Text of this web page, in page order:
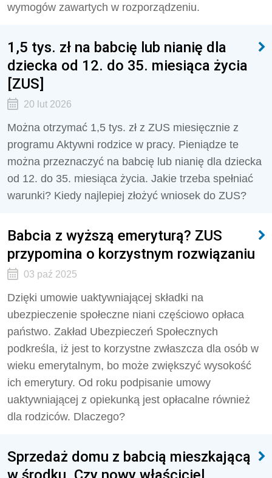
wymogów zawartych w rozporządzeniu.
1,5 tys. zł na babcię lub nianię dla
dziecka od 12. do 35. miesiąca życia
[ZUS]
20 lut 2026
Można otrzymać 1,5 tys. zł z ZUS miesięcznie z
programu Aktywni rodzice w pracy. Pieniądze te
można przeznaczyć na babcię lub nianię dla dziecka
od 12. do 35. miesiąca życia. Jakie trzeba spełniać
warunki? Kiedy najlepiej złożyć wniosek do ZUS?
Babcia z wyższą emeryturą? ZUS
przypomina o korzystnym rozwiązaniu
03 paź 2025
Dzięki umowie uaktywniającej składki na
ubezpieczenie społeczne niani częściowo opłaca
państwo. Zakład Ubezpieczeń Społecznych
podkreśla, iż jest to korzystne zwłaszcza dla osób w
wieku emerytalnym, bo może zwiększyć wysokość
ich emerytury. Od roku podpisanie umowy
uaktywniającej z opiekunką jest opłacalne również
dla rodziców. Dlaczego?
Sprzedaż domu z babcią mieszkającą